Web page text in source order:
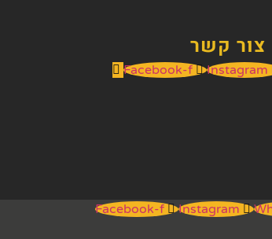
צור קשר
Facebook-f Instagram
Facebook-f Instagram